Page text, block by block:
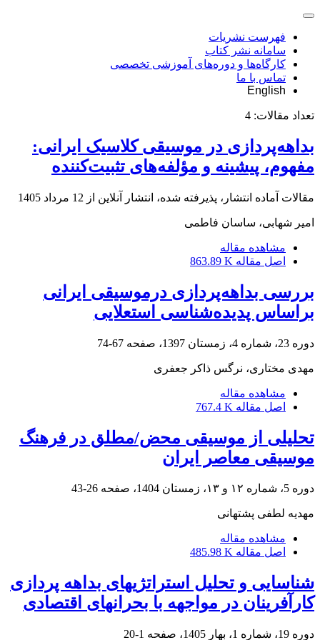
فهرست نشریات
سامانه نشر کتاب
کارگاه‌ها و دوره‌های آموزشی تخصصی
تماس با ما
English
تعداد مقالات: 4
بداهه‌پردازی در موسیقی کلاسیک ایرانی:
مفهوم، پیشینه و مؤلفه‌های تثبیت‌کننده
مقالات آماده انتشار، پذیرفته شده، انتشار آنلاین از 12 مرداد 1405
امیر شهابی، ساسان فاطمی
مشاهده مقاله
اصل مقاله 863.89 K
بررسی بداهه‌پردازی درموسیقی ایرانی
براساس پدیده‌شناسی استعلایی
دوره 23، شماره 4، زمستان 1397، صفحه 67-74
مهدی مختاری، نرگس ذاکر جعفری
مشاهده مقاله
اصل مقاله 767.4 K
تحلیلی از موسیقی محض/مطلق در فرهنگ
موسیقی معاصر ایران
دوره 5، شماره ۱۲ و ۱۳، زمستان 1404، صفحه 26-43
مهدیه لطفی پشتهانی
مشاهده مقاله
اصل مقاله 485.98 K
شناسایی و تحلیل استراتژیهای بداهه پردازی
کارآفرینان در مواجهه با بحرانهای اقتصادی
دوره 19، شماره 1، بهار 1405، صفحه 1-20